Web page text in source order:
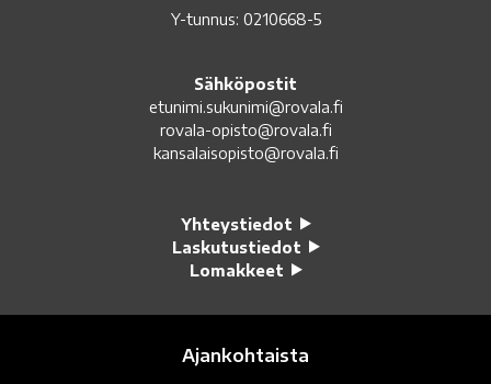
Y-tunnus: 0210668-5
Sähköpostit
etunimi.sukunimi@rovala.fi
rovala-opisto@rovala.fi
kansalaisopisto@rovala.fi
Yhteystiedot
Laskutustiedot
Lomakkeet
Ajankohtaista